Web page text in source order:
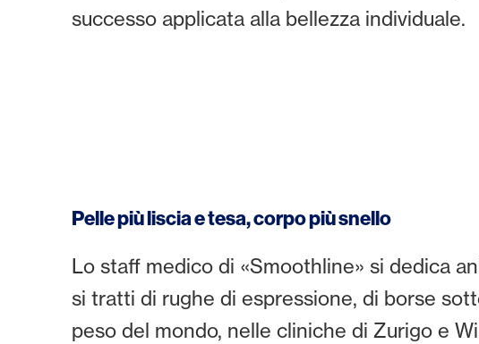
successo applicata alla bellezza individuale.
Pelle più liscia e tesa, corpo più snello
Lo staff medico di «Smoothline» si dedica
si tratti di rughe di espressione, di borse
peso del mondo, nelle cliniche di Zurigo e